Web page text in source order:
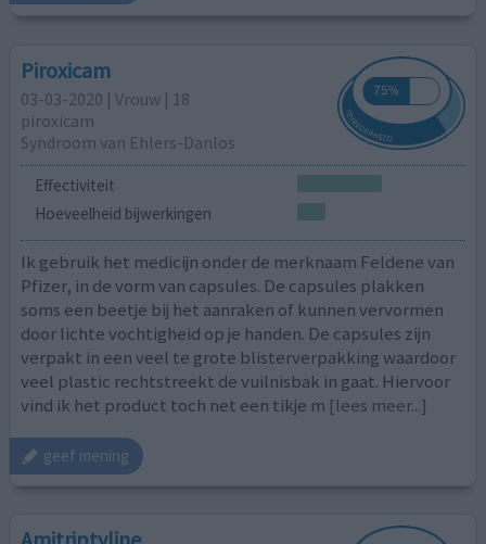
Piroxicam
03-03-2020 | Vrouw | 18
piroxicam
Syndroom van Ehlers-Danlos
Effectiviteit
Hoeveelheid bijwerkingen
Ik gebruik het medicijn onder de merknaam Feldene van
Pfizer, in de vorm van capsules. De capsules plakken
soms een beetje bij het aanraken of kunnen vervormen
door lichte vochtigheid op je handen. De capsules zijn
verpakt in een veel te grote blisterverpakking waardoor
veel plastic rechtstreekt de vuilnisbak in gaat. Hiervoor
vind ik het product toch net een tikje m [lees meer...]
geef mening